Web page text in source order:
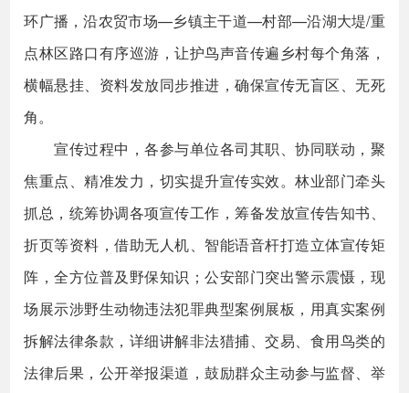
环广播，沿农贸市场—乡镇主干道—村部—沿湖大堤/重
点林区路口有序巡游，让护鸟声音传遍乡村每个角落，
横幅悬挂、资料发放同步推进，确保宣传无盲区、无死
角。
宣传过程中，各参与单位各司其职、协同联动，聚
焦重点、精准发力，切实提升宣传实效。林业部门牵头
抓总，统筹协调各项宣传工作，筹备发放宣传告知书、
折页等资料，借助无人机、智能语音杆打造立体宣传矩
阵，全方位普及野保知识；公安部门突出警示震慑，现
场展示涉野生动物违法犯罪典型案例展板，用真实案例
拆解法律条款，详细讲解非法猎捕、交易、食用鸟类的
法律后果，公开举报渠道，鼓励群众主动参与监督、举